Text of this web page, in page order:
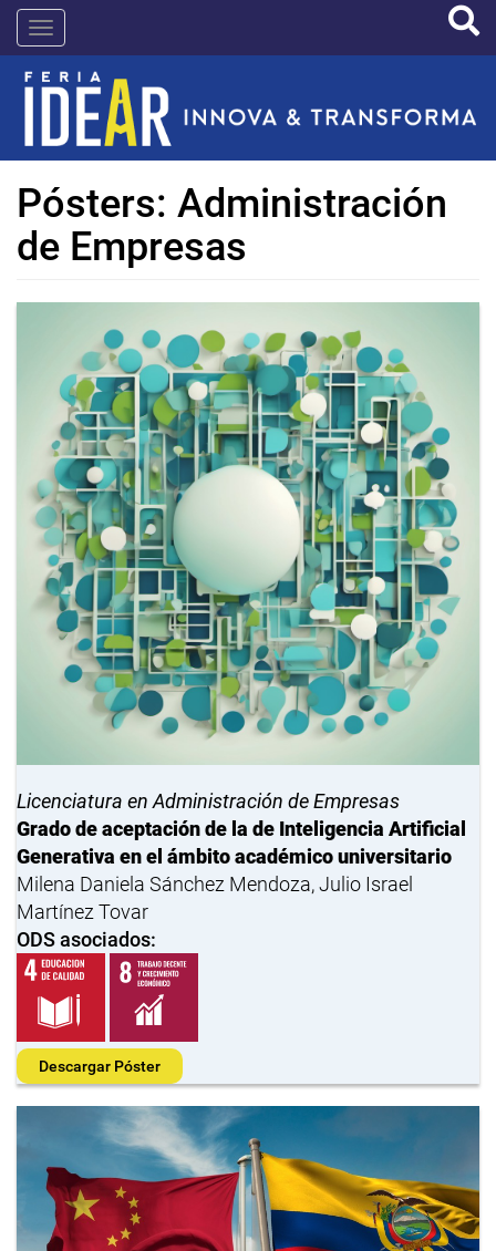
Pasar
contenido
principal
IDEAR
Pósters: Administración
de Empresas
Licenciatura en Administración de Empresas
Grado de aceptación de la de Inteligencia Artificial
Generativa en el ámbito académico universitario
Milena Daniela Sánchez Mendoza, Julio Israel
Martínez Tovar
ODS asociados:
Descargar Póster